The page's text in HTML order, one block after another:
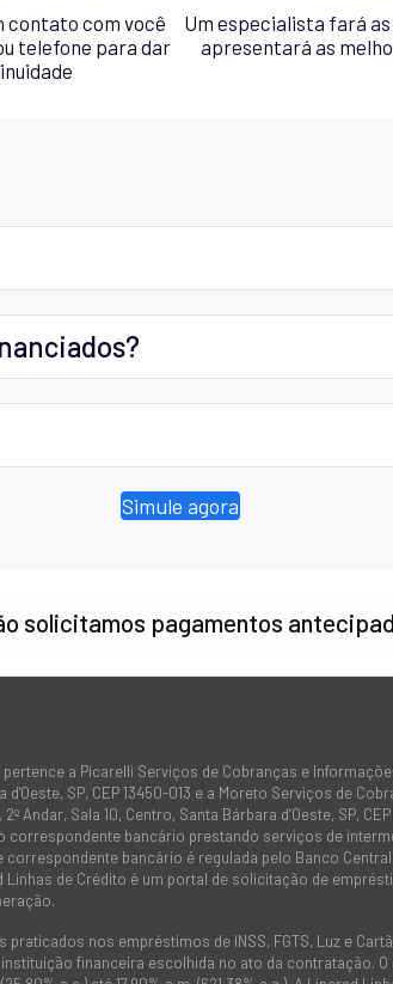
contato com você
telefone para dar
Um especialista fará
apresentará as
Simule agora
solicitamos pagamentos
a Picarelli Serviços de Cobranças e
d'Oeste, SP, CEP 13450-013 e a Moreto Serviços de
2º Andar, Sala 10, Centro, Santa Bárbara d’Oeste, SP,
correspondente bancário prestando serviços de
correspondente bancário é regulada pelo Banco
Linhas de Crédito é um portal de solicitação de
praticados nos empréstimos de INSS, FGTS, Luz e
financeira escolhida no ato da contratação.